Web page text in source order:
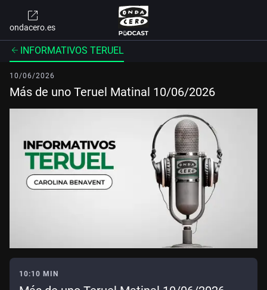
ondacero.es
INFORMATIVOS TERUEL
10/06/2026
Más de uno Teruel Matinal 10/06/2026
10:10 MIN